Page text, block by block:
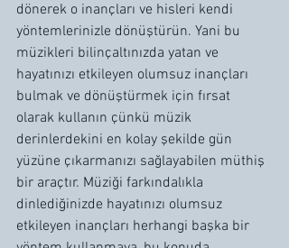
dönerek o inançları ve hisleri kendi
yöntemlerinizle dönüştürün. Yani bu
müzikleri bilinçaltınızda yatan ve
hayatınızı etkileyen olumsuz inançları
bulmak ve dönüştürmek için fırsat
olarak kullanın çünkü müzik
derinlerdekini en kolay şekilde gün
yüzüne çıkarmanızı sağlayabilen müthiş
bir araçtır. Müziği farkındalıkla
dinlediğinizde hayatınızı olumsuz
etkileyen inançları herhangi başka bir